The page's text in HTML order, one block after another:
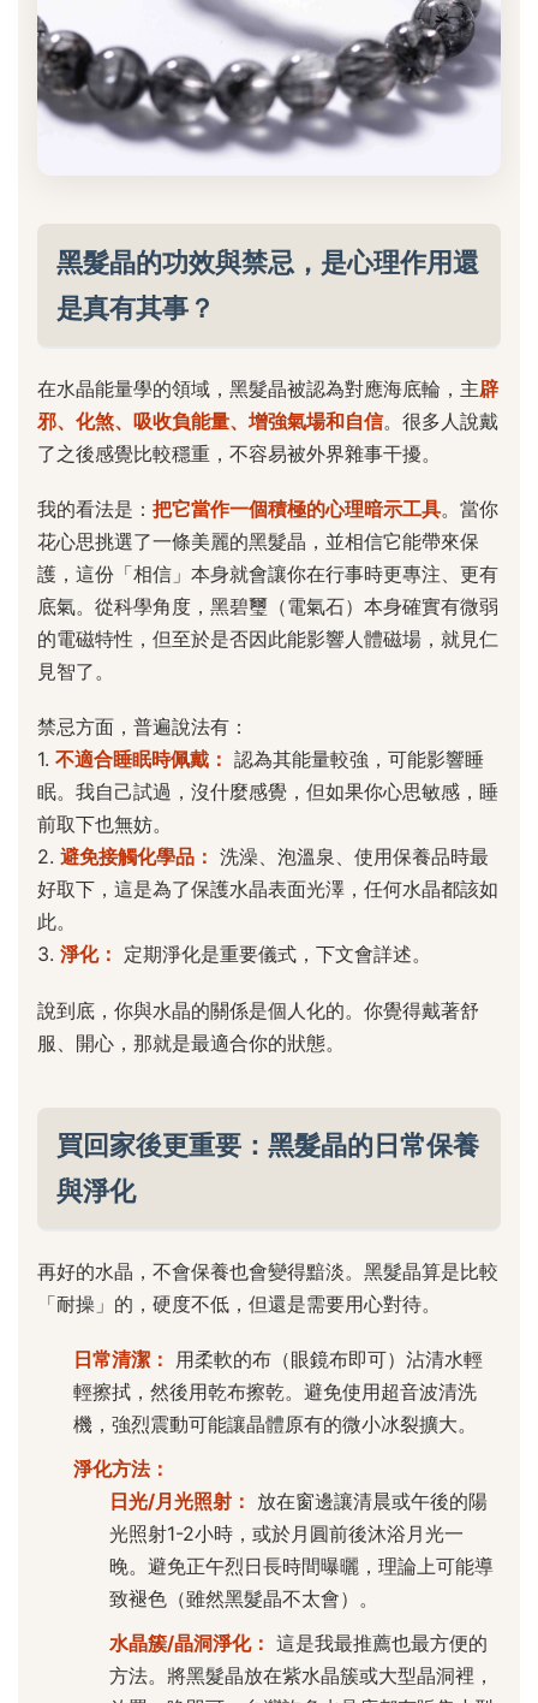
黑髮晶的功效與禁忌，是心理作用還
是真有其事？
在水晶能量學的領域，黑髮晶被認為對應海底輪，主辟
邪、化煞、吸收負能量、增強氣場和自信。很多人說戴
了之後感覺比較穩重，不容易被外界雜事干擾。
我的看法是： 把它當作一個積極的心理暗示工具。當你
花心思挑選了一條美麗的黑髮晶，並相信它能帶來保
護，這份「相信」本身就會讓你在行事時更專注、更有
底氣。從科學角度，黑碧璽（電氣石）本身確實有微弱
的電磁特性，但至於是否因此能影響人體磁場，就見仁
見智了。
禁忌方面，普遍說法有：
1. 不適合睡眠時佩戴： 認為其能量較強，可能影響睡
眠。我自己試過，沒什麼感覺，但如果你心思敏感，睡
前取下也無妨。
2. 避免接觸化學品： 洗澡、泡溫泉、使用保養品時最
好取下，這是為了保護水晶表面光澤，任何水晶都該如
此。
3. 淨化： 定期淨化是重要儀式，下文會詳述。
說到底，你與水晶的關係是個人化的。你覺得戴著舒
服、開心，那就是最適合你的狀態。
買回家後更重要：黑髮晶的日常保養
與淨化
再好的水晶，不會保養也會變得黯淡。黑髮晶算是比較
「耐操」的，硬度不低，但還是需要用心對待。
日常清潔： 用柔軟的布（眼鏡布即可）沾清水輕
輕擦拭，然後用乾布擦乾。避免使用超音波清洗
機，強烈震動可能讓晶體原有的微小冰裂擴大。
淨化方法：
日光/月光照射： 放在窗邊讓清晨或午後的陽
光照射1-2小時，或於月圓前後沐浴月光一
晚。避免正午烈日長時間曝曬，理論上可能導
致褪色（雖然黑髮晶不太會）。
水晶簇/晶洞淨化： 這是我最推薦也最方便的
方法。將黑髮晶放在紫水晶簇或大型晶洞裡，